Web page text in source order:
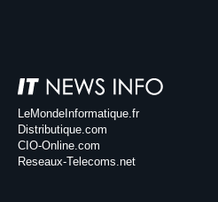
LeMondeInformatique.fr
Distributique.com
CIO-Online.com
Reseaux-Telecoms.net